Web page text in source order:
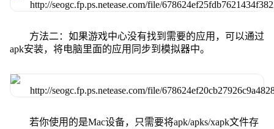
方法二：如果游戏中心没有找到需要的应用，可以通过
apk安装，将电脑里面的应用同步到模拟器中。
若你使用的是Mac设备，只需要将apk/apks/xapk文件存